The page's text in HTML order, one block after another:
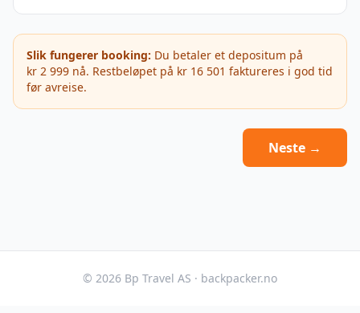
Slik fungerer booking: Du betaler et depositum på
kr 2 999 nå. Restbeløpet på kr 16 501 faktureres i god tid
før avreise.
Neste →
© 2026 Bp Travel AS · backpacker.no